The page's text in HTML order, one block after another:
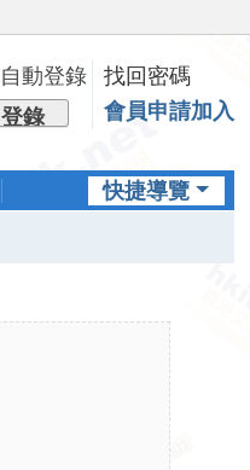
自動登錄
找回密碼
登錄 會員申請加入
快捷導覽